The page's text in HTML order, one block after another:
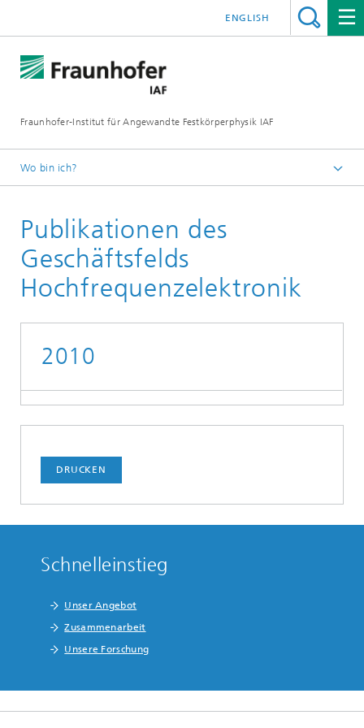
Fraunhofer-Institut für Angewandte Festkörperphysik IAF
ENGLISH
Wo bin ich?
Mediathek
Wissenschaftliche Publikationen
Publikationen des
Geschäftsfelds
Hochfrequenzelektronik
2010
DRUCKEN
Schnelleinstieg
Unser Angebot
Zusammenarbeit
Unsere Forschung